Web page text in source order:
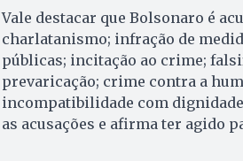
Vale destacar que Bolsonaro é
charlatanismo; infração de
públicas; incitação ao crime;
prevaricação; crime contra a
incompatibilidade com
as acusações e afirma ter agido